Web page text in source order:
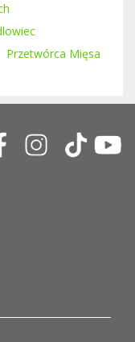
Przetwórca Mięsa